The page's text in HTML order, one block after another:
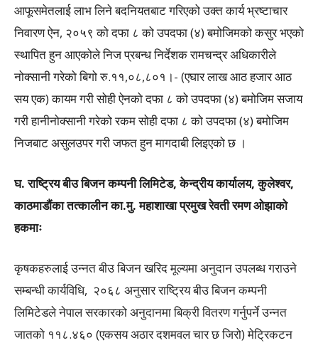
आफूसमेतलाई लाभ लिने बदनियतबाट गरिएको उक्त कार्य भ्रष्टाचार
निवारण ऐन, २०५९ को दफा ८ को उपदफा (४) बमोजिमको कसुर भएको
स्थापित हुन आएकोले निज प्रबन्ध निर्देशक रामचन्द्र अधिकारीले
नोक्सानी गरेको बिगो रु.११,०८,८०१।- (एघार लाख आठ हजार आठ
सय एक) कायम गरी सोही ऐनको दफा ८ को उपदफा (४) बमोजिम सजाय
गरी हानीनोक्सानी गरेको रकम सोही दफा ८ को उपदफा (४) बमोजिम
निजबाट असुलउपर गरी जफत हुन मागदाबी लिइएको छ ।
घ. राष्ट्रिय बीउ बिजन कम्पनी लिमिटेड, केन्द्रीय कार्यालय, कुलेश्वर,
काठमाडौंका तत्कालीन का.मु. महाशाखा प्रमुख रेवती रमण ओझाको
हकमाः
कृषकहरुलाई उन्नत बीउ बिजन खरिद मूल्यमा अनुदान उपलब्ध गराउने
सम्बन्धी कार्यविधि, २०६८ अनुसार राष्ट्रिय बीउ बिजन कम्पनी
लिमिटेडले नेपाल सरकारको अनुदानमा बिक्री वितरण गर्नुपर्ने उन्नत
जातको ११८.४६० (एकसय अठार दशमवल चार छ जिरो) मेट्रिकटन